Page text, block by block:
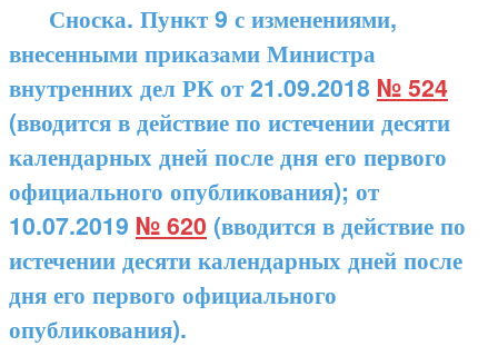
Сноска. Пункт 9 с изменениями,
внесенными приказами Министра
внутренних дел РК от 21.09.2018 № 524
(вводится в действие по истечении десяти
календарных дней после дня его первого
официального опубликования); от
10.07.2019 № 620 (вводится в действие по
истечении десяти календарных дней после
дня его первого официального
опубликования).